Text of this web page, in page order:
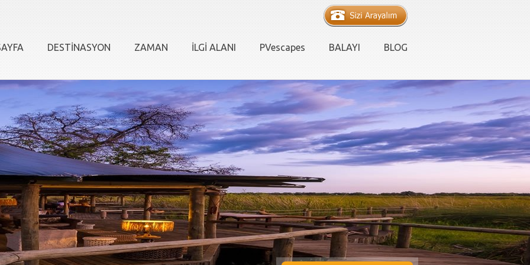
DESTİNASYON ZAMAN İLGİ ALANI PVescapes BALAYI BLOG